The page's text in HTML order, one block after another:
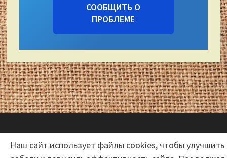
СООБЩИТЬ О
ПРОБЛЕМЕ
Авторские права © 2026 Центр народной культуры и
Наш сайт использует файлы cookies, чтобы улучшить